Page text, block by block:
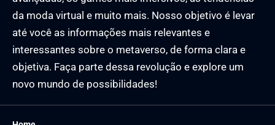
da moda virtual e muito mais. Nosso objetivo é levar
até você as informações mais relevantes e
interessantes sobre o metaverso, de forma clara e
objetiva. Faça parte dessa revolução e explore um
novo mundo de possibilidades!